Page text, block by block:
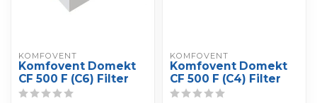
KOMFOVENT
Komfovent Domekt
CF 500 F (C6) Filter
KOMFOVENT
Komfovent Domekt
CF 500 F (C4) Filter